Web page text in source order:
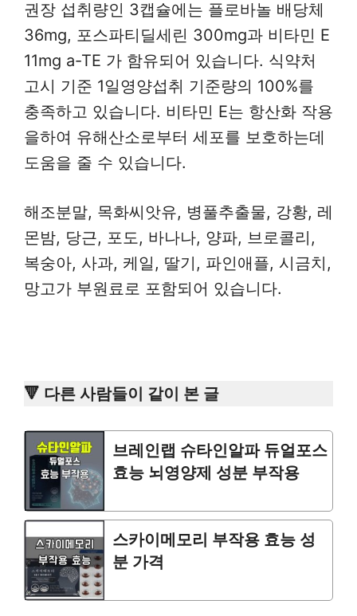
권장 섭취량인 3캡슐에는 플로바놀 배당체
36mg, 포스파티딜세린 300mg과 비타민 E
11mg a-TE 가 함유되어 있습니다. 식약처
고시 기준 1일영양섭취 기준량의 100%를
충족하고 있습니다. 비타민 E는 항산화 작용
을하여 유해산소로부터 세포를 보호하는데
도움을 줄 수 있습니다.
해조분말, 목화씨앗유, 병풀추출물, 강황, 레
몬밤, 당근, 포도, 바나나, 양파, 브로콜리,
복숭아, 사과, 케일, 딸기, 파인애플, 시금치,
망고가 부원료로 포함되어 있습니다.
🔻 다른 사람들이 같이 본 글
브레인랩 슈타인알파 듀얼포스
효능 뇌영양제 성분 부작용
스카이메모리 부작용 효능 성
분 가격